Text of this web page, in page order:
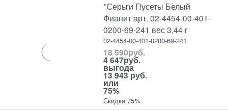
*Серьги Пусеты Белый
Фианит арт. 02-4454-00-401-
0200-69-241 вес 3,44 г
02-4454-00-401-0200-69-241
18 590руб.
4 647руб.
выгода
13 943 руб.
или
75%
Скидка 75%